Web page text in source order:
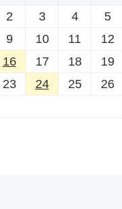
2 3 4
5
9 10 11
12
16 17 18
19
23 24 25
26